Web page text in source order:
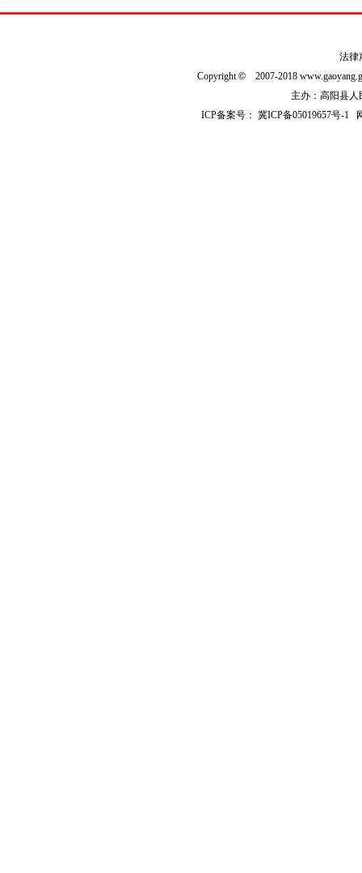
法律
Copyright© 2007-2018
主办：高阳县人
ICP备案号：冀ICP备05019657号-1